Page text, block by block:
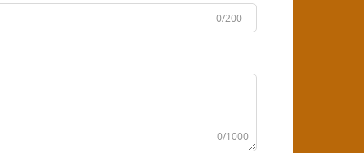
0/200
0/1000